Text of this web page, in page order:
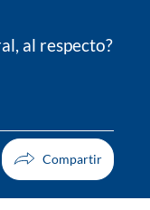
al respecto?